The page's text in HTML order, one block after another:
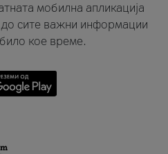
мобилна апликација
до сите важни информации
кое време.